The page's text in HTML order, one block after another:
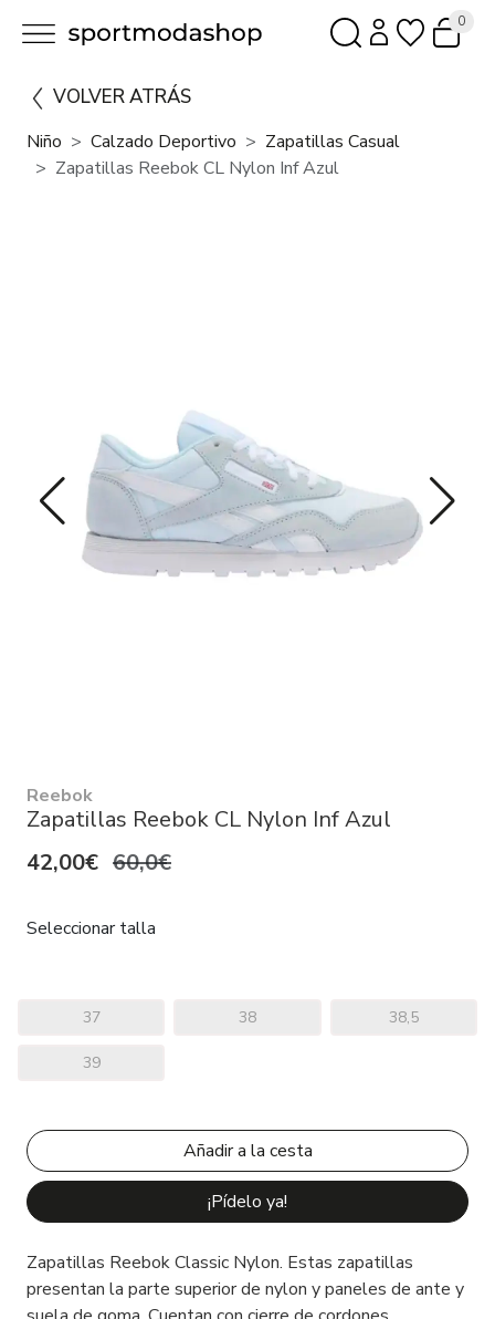
0
VOLVER ATRÁS
Niño Calzado Deportivo
Zapatillas Casual
Zapatillas Reebok CL Nylon Inf Azul
Reebok
Zapatillas Reebok CL Nylon Inf Azul
42,00€ 60,0€
Seleccionar talla
37 38 38,5
39
¡Pídelo ya!
Zapatillas Reebok Classic Nylon. Estas zapatillas
presentan la parte superior de nylon y paneles de ante y